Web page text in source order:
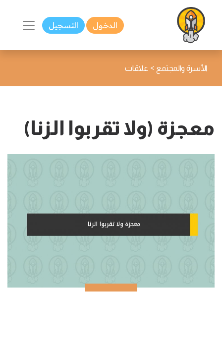
الدخول التسجيل
الأسرة والمجتمع > علاقات
معجزة (ولا تقربوا الزنا)